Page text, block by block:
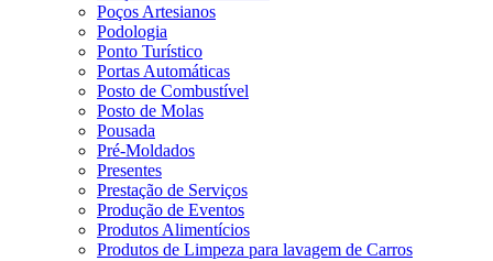
Poços Artesianos
Podologia
Ponto Turístico
Portas Automáticas
Posto de Combustível
Posto de Molas
Pousada
Pré-Moldados
Presentes
Prestação de Serviços
Produção de Eventos
Produtos Alimentícios
Produtos de Limpeza para lavagem de Carros